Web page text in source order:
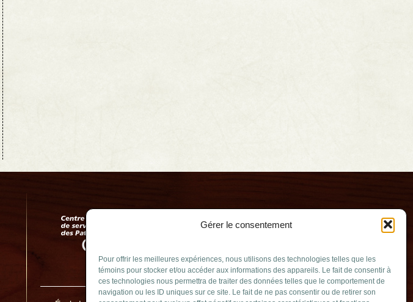
Gérer le consentement
Pour offrir les meilleures expériences, nous utilisons des technologies telles que les
témoins pour stocker et/ou accéder aux informations des appareils. Le fait de consentir à
ces technologies nous permettra de traiter des données telles que le comportement de
navigation ou les ID uniques sur ce site. Le fait de ne pas consentir ou de retirer son